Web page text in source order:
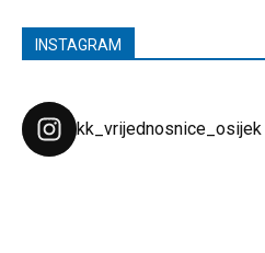
INSTAGRAM
kk_vrijednosnice_osijek